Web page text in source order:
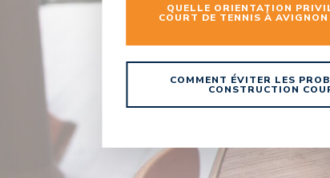
QUELLE ORIENTATION
COURT DE TENNIS À
COMMENT ÉVITER LES
CONSTRUCTION